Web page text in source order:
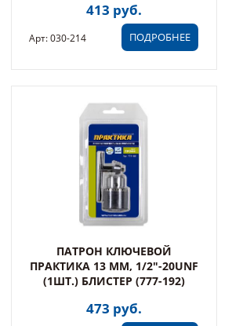
413 руб.
ПОДРОБНЕЕ
Арт: 030-214
ПАТРОН КЛЮЧЕВОЙ
ПРАКТИКА 13 ММ, 1/2"-20UNF
(1ШТ.) БЛИСТЕР (777-192)
473 руб.